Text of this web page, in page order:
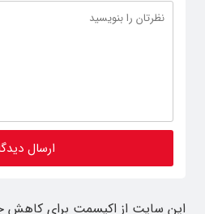
این سایت از اکیسمت برای کاهش